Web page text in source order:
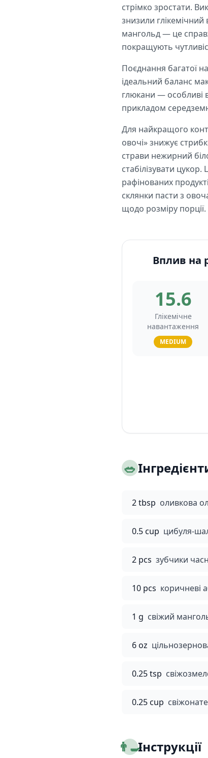
стрімко зростати.
знизили глікемічний
мангольд — це
покращують
Поєднання багатої
ідеальний баланс
глюкани — особливі
прикладом
Для найкращого
овочі» знижує
страви нежирний
стабілізувати
рафінованих
склянки пасти з
щодо розміру порції.
Вплив на
15.6
Глікемічне
навантаження
MEDIUM
🥗
2 tbsp оливкова
0.5 cup цибуля-
2 pcs зубчики
10 pcs коричневі
1 g свіжий
6 oz
0.25 tsp
0.25 cup
👨‍🍳Інструкції